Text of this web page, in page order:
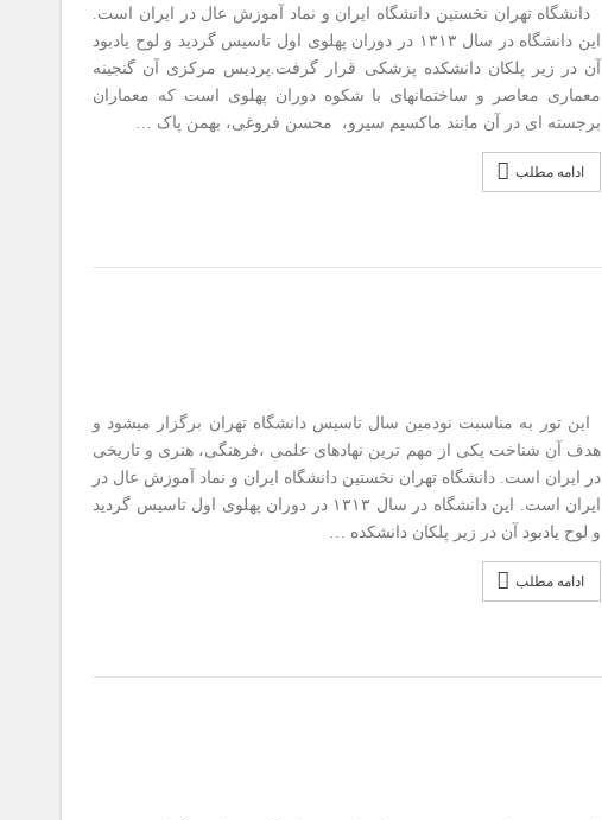
دانشگاه تهران نخستین دانشگاه ایران و نماد آموزش عال در ایران است.
این دانشگاه در سال ۱۳۱۳ در دوران پهلوی اول تاسیس گردید و لوح یادبود
آن در زیر پلکان دانشکده پزشکی قرار گرفت.پردیس مرکزی آن گنجینه
معماری معاصر و ساختمانهای با شکوه دوران پهلوی است که معماران
برجسته ای در آن مانند ماکسیم سیرو، محسن فروغی، بهمن پاک …
ادامه مطلب
این تور به مناسبت نودمین سال تاسیس دانشگاه تهران برگزار میشود و
هدف آن شناخت یکی از مهم ترین نهادهای علمی ،فرهنگی، هنری و تاریخی
در ایران است. دانشگاه تهران نخستین دانشگاه ایران و نماد آموزش عال در
ایران است. این دانشگاه در سال ۱۳۱۳ در دوران پهلوی اول تاسیس گردید
و لوح یادبود آن در زیر پلکان دانشکده …
ادامه مطلب